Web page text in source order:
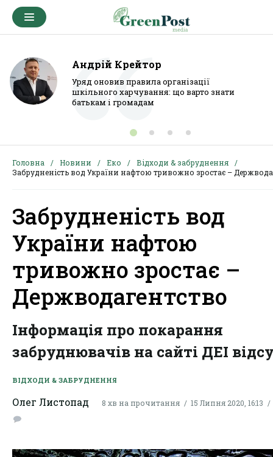
Андрій Крейтор
Уряд оновив правила організації
шкільного харчування: що варто знати
батькам і громадам
Головна Новини Еко
Відходи & забруднення
Забрудненість вод України нафтою тривожно зростає –
Забрудненість вод
України нафтою
тривожно зростає –
Держводагентство
Інформація про покарання
забруднювачів на сайті ДЕІ
ВІДХОДИ & ЗАБРУДНЕННЯ
Олег Листопад 8 хв на прочитання 15 Липня 2020, 16:13